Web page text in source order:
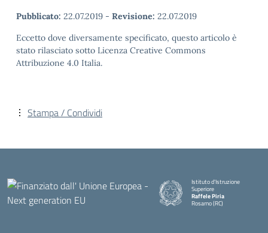
Pubblicato: 22.07.2019 - Revisione: 22.07.2019
Eccetto dove diversamente specificato, questo articolo è
stato rilasciato sotto Licenza Creative Commons
Attribuzione 4.0 Italia.
Stampa / Condividi
Istituto d'Istruzione
Superiore
Raffele Piria
Rosarno (RC)